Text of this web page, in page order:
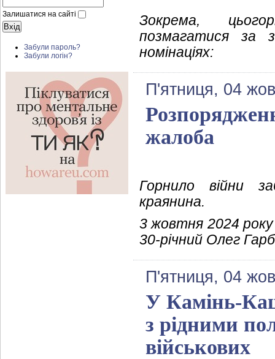
Залишатися на сайті
Забули пароль?
Забули логін?
Зокрема,
позмагатися за
номінаціях:
П'ятниця, 04
жалоба
Горнило війни
краянина.
3 жовтня 2024 року
30-річний Олег
П'ятниця, 04
У Камінь-
з рідними
військових